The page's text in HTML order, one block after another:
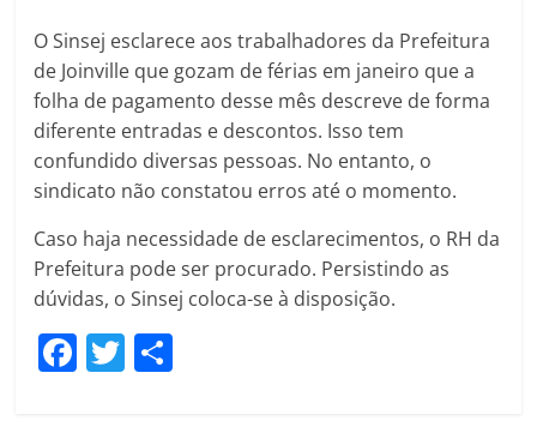
O Sinsej esclarece aos trabalhadores da Prefeitura
de Joinville que gozam de férias em janeiro que a
folha de pagamento desse mês descreve de forma
diferente entradas e descontos. Isso tem
confundido diversas pessoas. No entanto, o
sindicato não constatou erros até o momento.
Caso haja necessidade de esclarecimentos, o RH da
Prefeitura pode ser procurado. Persistindo as
dúvidas, o Sinsej coloca-se à disposição.
F T